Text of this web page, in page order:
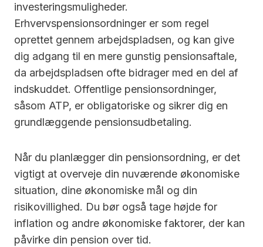
investeringsmuligheder.
Erhvervspensionsordninger er som regel
oprettet gennem arbejdspladsen, og kan give
dig adgang til en mere gunstig pensionsaftale,
da arbejdspladsen ofte bidrager med en del af
indskuddet. Offentlige pensionsordninger,
såsom ATP, er obligatoriske og sikrer dig en
grundlæggende pensionsudbetaling.
Når du planlægger din pensionsordning, er det
vigtigt at overveje din nuværende økonomiske
situation, dine økonomiske mål og din
risikovillighed. Du bør også tage højde for
inflation og andre økonomiske faktorer, der kan
påvirke din pension over tid.